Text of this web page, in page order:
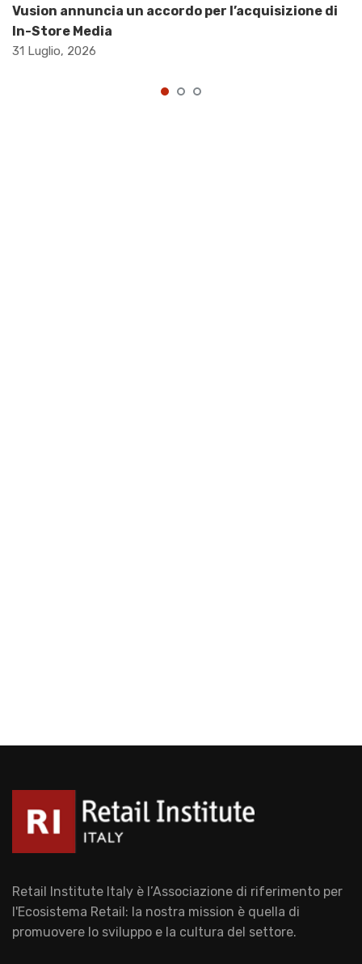
Vusion annuncia un accordo per l’acquisizione di
In-Store Media
31 Luglio, 2026
Retail Institute Italy è l’Associazione di riferimento per
l'Ecosistema Retail: la nostra mission è quella di
promuovere lo sviluppo e la cultura del settore.